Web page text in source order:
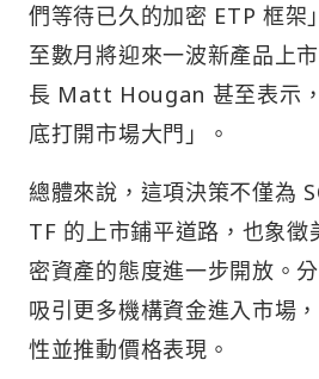
們等待已久的加密 ETP 框架
至數月將迎來一波新產品上
長 Matt Hougan 甚至表示
底打開市場大門」。
總體來說，這項決策不僅為
TF 的上市鋪平道路，也象徵
密資產的態度進一步開放。
吸引更多機構資金進入市場
性並推動價格表現。